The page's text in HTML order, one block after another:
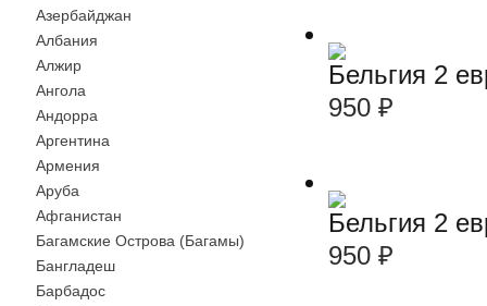
Азербайджан
Албания
Алжир
Ангола
Андорра
Аргентина
Армения
Аруба
Афганистан
Багамские Острова (Багамы)
Бангладеш
Барбадос
Бельгия 2
950 ₽
Бельгия 2
950 ₽